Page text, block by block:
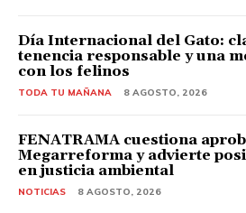
Día Internacional del Gato:
tenencia responsable y una
con los felinos
TODA TU MAÑANA 8 AGOSTO, 2026
FENATRAMA cuestiona
Megarreforma y advierte
en justicia ambiental
NOTICIAS 8 AGOSTO, 2026